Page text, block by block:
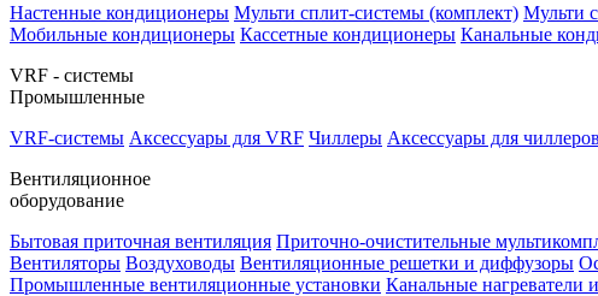
Настенные кондиционеры Мульти сплит-системы (комплект) Мульти
Мобильные кондиционеры Кассетные кондиционеры Канальные
VRF - системы
Промышленные
VRF-системы Аксессуары для VRF Чиллеры Аксессуары для чиллеров
Вентиляционное
оборудование
Бытовая приточная вентиляция Приточно-очистительные
Вентиляторы Воздуховоды Вентиляционные решетки и диффузоры
Промышленные вентиляционные установки Канальные нагреватели